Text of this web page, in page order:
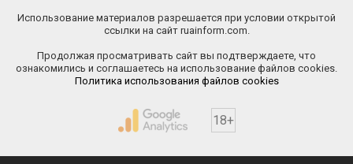
Использование материалов разрешается при условии открытой
ссылки на сайт ruainform.com.
Продолжая просматривать сайт вы подтверждаете, что
ознакомились и соглашаетесь на использование файлов cookies.
Политика использования файлов cookies
18+